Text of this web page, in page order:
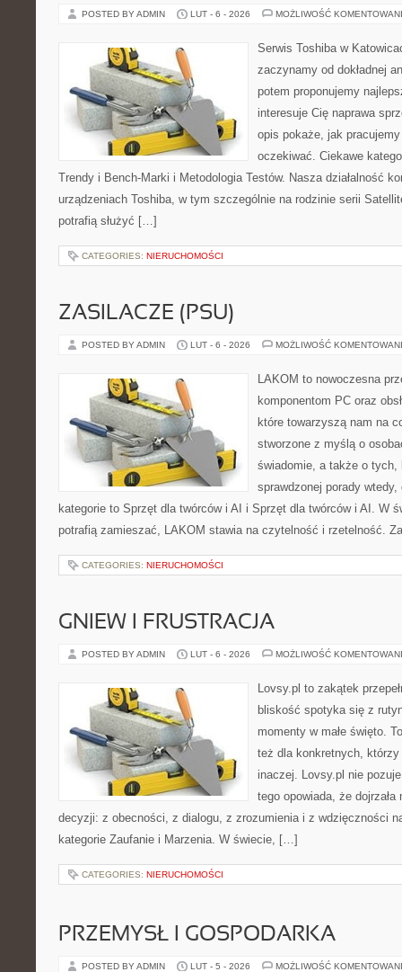
POSTED BY ADMIN LUT - 6 - 2026 MOŻLIWOŚĆ
Serwis Toshiba w
zaczynamy od dokładnej
potem proponujemy
interesuje Cię naprawa
opis pokaże, jak
oczekiwać. Ciekawe
Trendy i Bench-Marki i Metodologia Testów. Nasza działalność
urządzeniach Toshiba, w tym szczególnie na rodzinie serii
potrafią służyć […]
CATEGORIES: NIERUCHOMOŚCI
ZASILACZE (PSU)
POSTED BY ADMIN LUT - 6 - 2026 MOŻLIWOŚĆ
LAKOM to nowoczesna
komponentom PC oraz
które towarzyszą nam na
stworzone z myślą o
świadomie, a także o tych,
sprawdzonej porady
kategorie to Sprzęt dla twórców i AI i Sprzęt dla twórców i AI. W
potrafią zamieszać, LAKOM stawia na czytelność i rzetelność.
CATEGORIES: NIERUCHOMOŚCI
GNIEW I FRUSTRACJA
POSTED BY ADMIN LUT - 6 - 2026 MOŻLIWOŚĆ
Lovsy.pl to zakątek
bliskość spotyka się z
momenty w małe święto.
też dla konkretnych, którzy
inaczej. Lovsy.pl nie
tego opowiada, że dojrzała
decyzji: z obecności, z dialogu, z zrozumienia i z wdzięczności
kategorie Zaufanie i Marzenia. W świecie, […]
CATEGORIES: NIERUCHOMOŚCI
PRZEMYSŁ I GOSPODARKA
POSTED BY ADMIN LUT - 5 - 2026 MOŻLIWOŚĆ